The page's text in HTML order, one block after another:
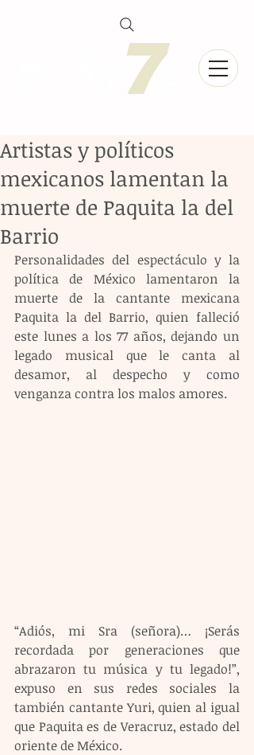
Artistas y políticos
mexicanos lamentan la
muerte de Paquita la del
Barrio
Personalidades del espectáculo y la
política de México lamentaron la
muerte de la cantante mexicana
Paquita la del Barrio, quien falleció
este lunes a los 77 años, dejando un
legado musical que le canta al
desamor, al despecho y como
venganza contra los malos amores.
“Adiós, mi Sra (señora)… ¡Serás
recordada por generaciones que
abrazaron tu música y tu legado!”,
expuso en sus redes sociales la
también cantante Yuri, quien al igual
que Paquita es de Veracruz, estado del
oriente de México.